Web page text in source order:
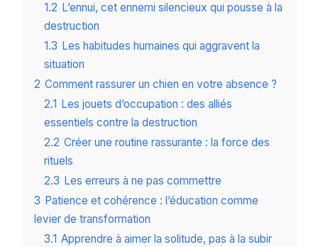
1.2 L’ennui, cet ennemi silencieux qui pousse à la
destruction
1.3 Les habitudes humaines qui aggravent la
situation
2 Comment rassurer un chien en votre absence ?
2.1 Les jouets d’occupation : des alliés
essentiels contre la destruction
2.2 Créer une routine rassurante : la force des
rituels
2.3 Les erreurs à ne pas commettre
3 Patience et cohérence : l’éducation comme
levier de transformation
3.1 Apprendre à aimer la solitude, pas à la subir